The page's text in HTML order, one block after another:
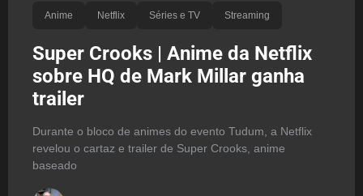
Anime Netflix Séries e TV Streaming
Super Crooks | Anime da Netflix
sobre HQ de Mark Millar ganha
trailer
Durante o bloco de animes do evento Tudum, a Netflix
revelou o cartaz e trailer de Super Crooks, anime
baseado